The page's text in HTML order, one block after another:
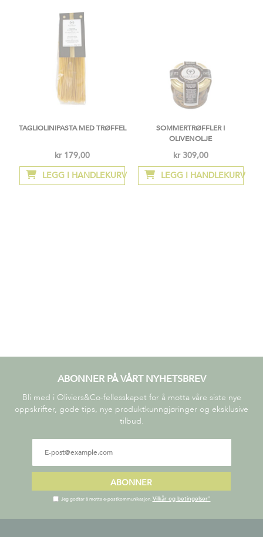
TAGLIOLINIPASTA MED TRØFFEL
kr 179,00
LEGG I HANDLEKURV
SOMMERTRØFFLER I
OLIVENOLJE
kr 309,00
LEGG I HANDLEKURV
ABONNER PÅ VÅRT NYHETSBREV
Bli med i Oliviers&Co-fellesskapet for å motta våre siste nye
oppskrifter, gode tips, nye produktkunngjøringer og eksklusive
tilbud.
ABONNER
Jeg godtar å motta e-postkommunikasjon. Vilkår og betingelser"